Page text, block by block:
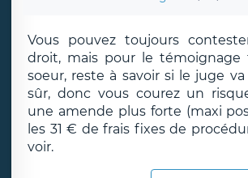
Vous pouvez toujours
droit, mais pour le témoignage
soeur, reste à savoir si le juge
sûr, donc vous courez un
une amende plus forte (maxi
les 31 € de frais fixes de
voir.